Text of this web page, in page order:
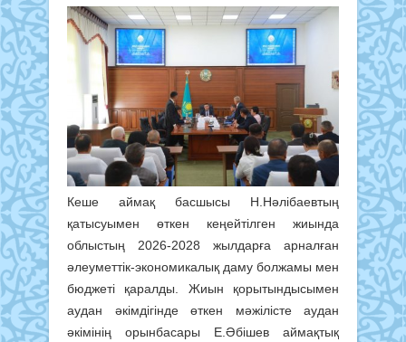
Кеше аймақ басшысы Н.Нәлібаевтың
қатысуымен өткен кеңейтілген жиында
облыстың 2026-2028 жылдарға арналған
әлеуметтік-экономикалық даму болжамы мен
бюджеті қаралды. Жиын қорытындысымен
аудан әкімдігінде өткен мәжілісте аудан
әкімінің орынбасары Е.Әбішев аймақтық